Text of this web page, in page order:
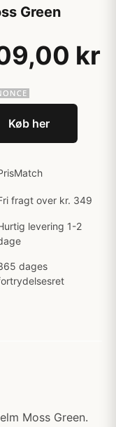
Green
kr
Køb her
fragt over kr. 349
levering 1-2
dages
Moss Green.